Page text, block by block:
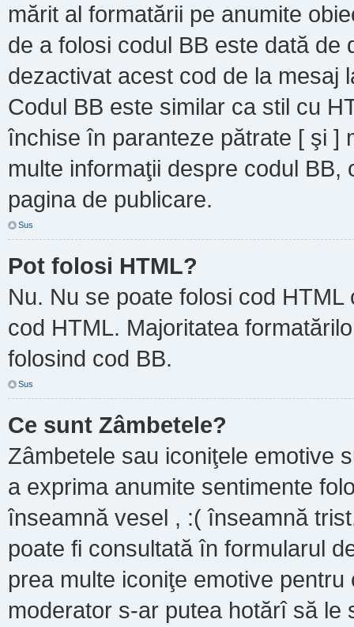
mărit al formatării pe anumite
de a folosi codul BB este dată de
dezactivat acest cod de la mesaj
Codul BB este similar ca stil cu
închise în paranteze pătrate [ şi ]
multe informaţii despre codul
pagina de publicare.
Sus
Pot folosi HTML?
Nu. Nu se poate folosi cod
cod HTML. Majoritatea
folosind cod BB.
Sus
Ce sunt Zâmbetele?
Zâmbetele sau iconiţele emotive
a exprima anumite sentimente
înseamnă vesel , :( înseamnă
poate fi consultată în formularul
prea multe iconiţe emotive
moderator s-ar putea hotărî să